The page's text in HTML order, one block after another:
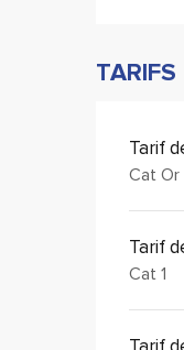
TARIFS
Tarif
Cat Or
Tarif
Cat 1